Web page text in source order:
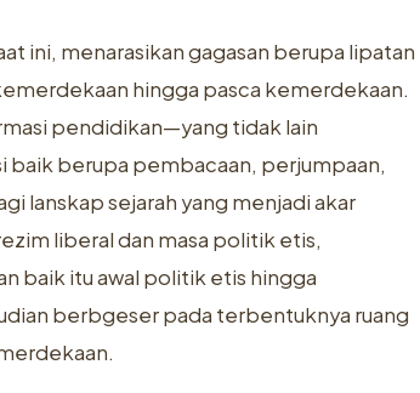
ini, menarasikan gagasan berupa lipatan
hingga pasca kemerdekaan.
pendidikan—yang tidak lain
baik berupa pembacaan, perjumpaan,
lanskap sejarah yang menjadi akar
liberal dan masa politik etis,
baik itu awal politik etis hingga
berbgeser pada terbentuknya ruang